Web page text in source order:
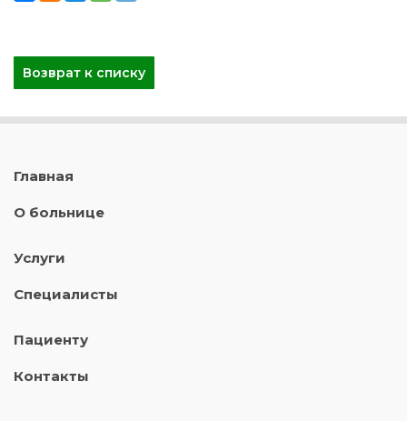
Возврат к списку
Главная
О больнице
Услуги
Специалисты
Пациенту
Контакты